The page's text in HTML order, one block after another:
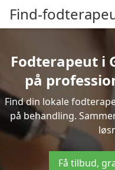
Find-
Fodterapeut i
på
Find din lokale
på behandling.
Få tilbud,